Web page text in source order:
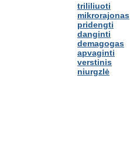
trililiuoti
mikrorajonas
pridengti
danginti
demagogas
apvaginti
verstinis
niurgzlė